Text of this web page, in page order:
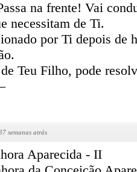
na frente! Vai
necessitam de Ti.
por Ti depois de
Teu Filho, pode
semanas atrás
Aparecida - II